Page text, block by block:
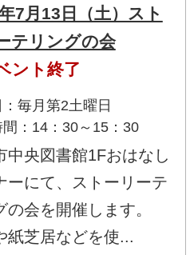
7月13日（土）スト
テリングの会
ント終了
：毎月第2土曜日
間：14：30～15：30
中央図書館1Fおはなし
ーにて、ストーリーテ
の会を開催します。
紙芝居などを使...